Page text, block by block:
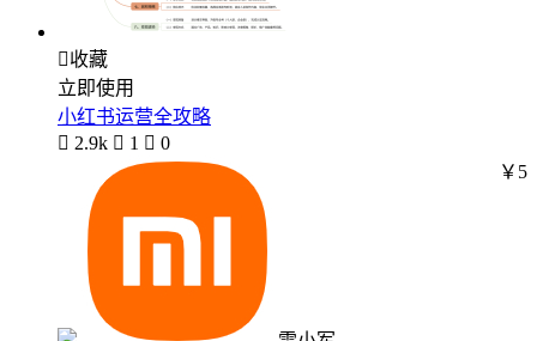
收藏
立即使用
小红书运营全攻略
 2.9k  1  0
￥5